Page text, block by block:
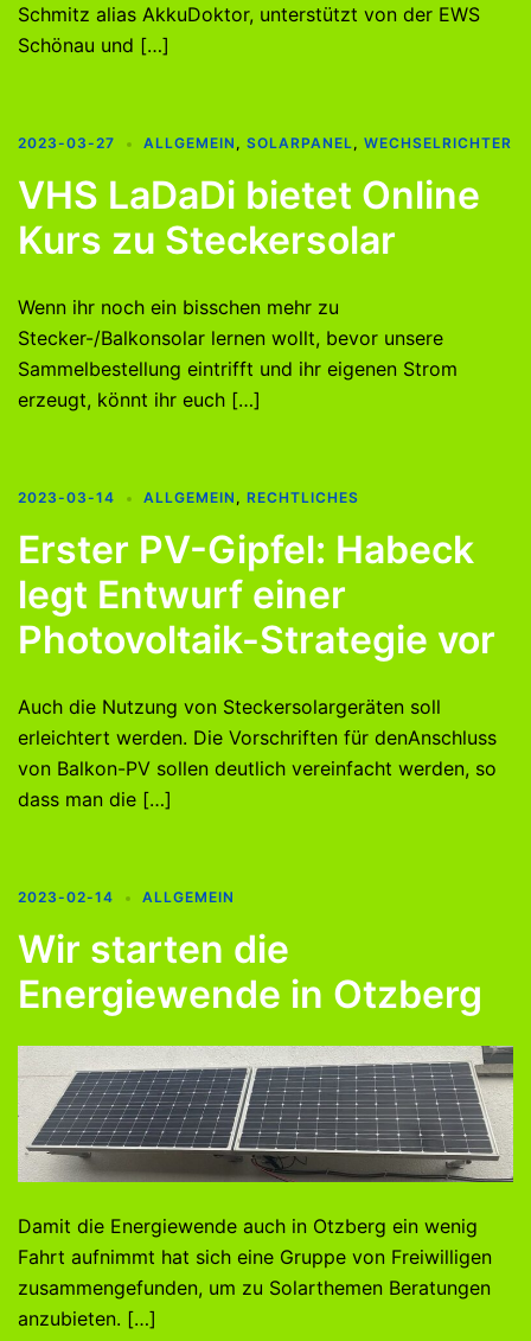
Schmitz alias AkkuDoktor, unterstützt von der EWS
Schönau und […]
2023-03-27 ALLGEMEIN , SOLARPANEL , WECHSELRICHTER
VHS LaDaDi bietet Online
Kurs zu Steckersolar
Wenn ihr noch ein bisschen mehr zu
Stecker-/Balkonsolar lernen wollt, bevor unsere
Sammelbestellung eintrifft und ihr eigenen Strom
erzeugt, könnt ihr euch […]
2023-03-14 ALLGEMEIN , RECHTLICHES
Erster PV-Gipfel: Habeck
legt Entwurf einer
Photovoltaik-Strategie vor
Auch die Nutzung von Steckersolargeräten soll
erleichtert werden. Die Vorschriften für denAnschluss
von Balkon-PV sollen deutlich vereinfacht werden, so
dass man die […]
2023-02-14 ALLGEMEIN
Wir starten die
Energiewende in Otzberg
Damit die Energiewende auch in Otzberg ein wenig
Fahrt aufnimmt hat sich eine Gruppe von Freiwilligen
zusammengefunden, um zu Solarthemen Beratungen
anzubieten. […]